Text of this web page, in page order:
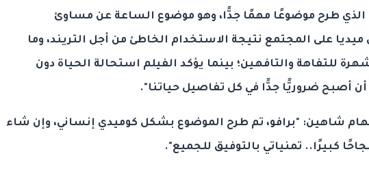
الذي طرح موضوعًا مهمًا جدًّا، وهو موضوع الساعة عن مساوئ
على المجتمع نتيجة الاستخدام الخاطئ من أجل التريند، وما
للتفاهة والتافهين؛ بينما يؤكد الفيلم استحالة الحياة دون
أن أصبح ضروريًّا جدًّا في كل تفاصيل حياتنا".
شاهين: "برافو، تم طرح الموضوع بشكل كوميدي إنساني، وإن شاء
كبيرًا.. تمنياتي بالتوفيق للجميع".